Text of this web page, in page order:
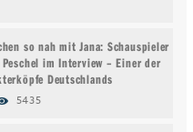
so nah mit Jana: Schauspieler
im Interview – Einer der
Deutschlands
5435